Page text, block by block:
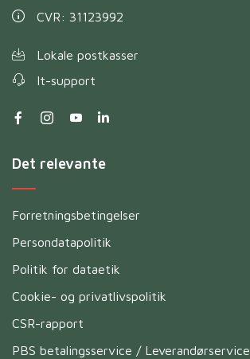
CVR: 31123992
Lokale postkasser
It-support
Det relevante
Forretningsbetingelser
Persondatapolitik
Politik for dataetik
Cookie- og privatlivspolitik
CSR-rapport
PBS betalingsservice / Leverandørservice